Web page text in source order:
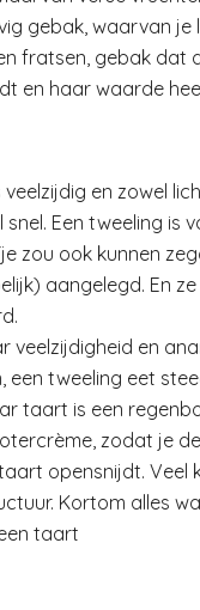
gebak, waarvan je
fratsen, gebak dat
en haar waarde
en zowel
snel. Een tweeling is
zou ook kunnen
aangelegd. En
veelzijdigheid en
een tweeling eet
taart is een
zodat je
opensnijdt. Veel
Kortom alles
taart